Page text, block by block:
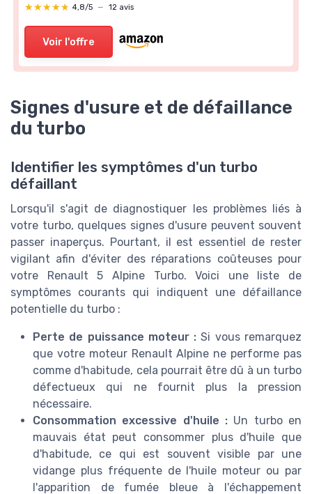
★★★★★
★★★★★ 4,8/5 — 12 avis
Voir l'offre
Signes d'usure et de défaillance
du turbo
Identifier les symptômes d'un turbo
défaillant
Lorsqu'il s'agit de diagnostiquer les problèmes liés à
votre turbo, quelques signes d'usure peuvent souvent
passer inaperçus. Pourtant, il est essentiel de rester
vigilant afin d'éviter des réparations coûteuses pour
votre Renault 5 Alpine Turbo. Voici une liste de
symptômes courants qui indiquent une défaillance
potentielle du turbo :
Perte de puissance moteur : Si vous remarquez
que votre moteur Renault Alpine ne performe pas
comme d'habitude, cela pourrait être dû à un turbo
défectueux qui ne fournit plus la pression
nécessaire.
Consommation excessive d'huile : Un turbo en
mauvais état peut consommer plus d'huile que
d'habitude, ce qui est souvent visible par une
vidange plus fréquente de l'huile moteur ou par
l'apparition de fumée bleue à l'échappement